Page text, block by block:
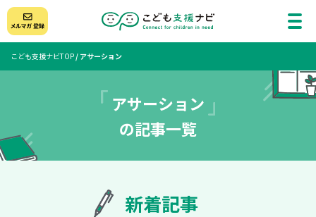
こども支援ナビTOP/ アサーション
アサーション
の記事一覧
新着記事